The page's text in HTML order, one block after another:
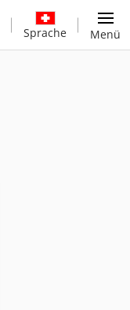
Sprache Menü